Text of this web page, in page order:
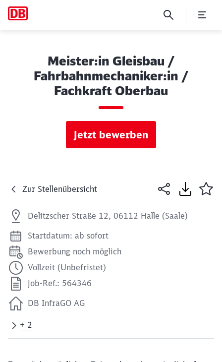
Meister:in Gleisbau /
Fahrbahnmechaniker:in /
Fachkraft Oberbau
Jetzt bewerben
Zur Stellenübersicht
Delitzscher Straße 12, 06112 Halle (Saale)
Startdatum: ab sofort
Bewerbung noch möglich
Vollzeit (Unbefristet)
Job-Ref.: 564346
DB InfraGO AG
+ 2